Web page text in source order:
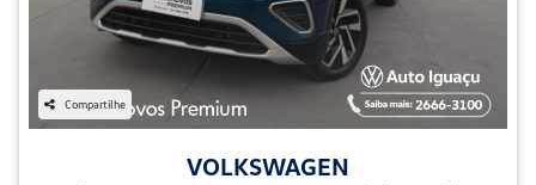
Compartilhe
VOLKSWAGEN